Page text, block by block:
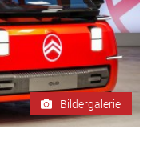
Bildergalerie